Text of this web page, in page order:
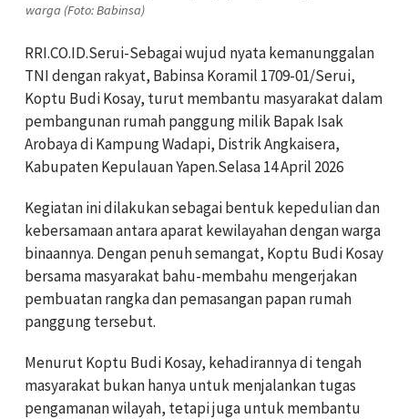
warga (Foto: Babinsa)
RRI.CO.ID.Serui-Sebagai wujud nyata kemanunggalan
TNI dengan rakyat, Babinsa Koramil 1709-01/Serui,
Koptu Budi Kosay, turut membantu masyarakat dalam
pembangunan rumah panggung milik Bapak Isak
Arobaya di Kampung Wadapi, Distrik Angkaisera,
Kabupaten Kepulauan Yapen.Selasa 14 April 2026
Kegiatan ini dilakukan sebagai bentuk kepedulian dan
kebersamaan antara aparat kewilayahan dengan warga
binaannya. Dengan penuh semangat, Koptu Budi Kosay
bersama masyarakat bahu-membahu mengerjakan
pembuatan rangka dan pemasangan papan rumah
panggung tersebut.
Menurut Koptu Budi Kosay, kehadirannya di tengah
masyarakat bukan hanya untuk menjalankan tugas
pengamanan wilayah, tetapi juga untuk membantu